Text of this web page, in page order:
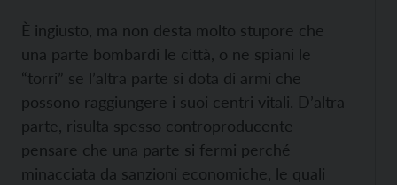
È ingiusto, ma non desta molto stupore che
una parte bombardi le città, o ne spiani le
“torri” se l’altra parte si dota di armi che
possono raggiungere i suoi centri vitali. D’altra
parte, risulta spesso controproducente
pensare che una parte si fermi perché
minacciata da sanzioni economiche, le quali